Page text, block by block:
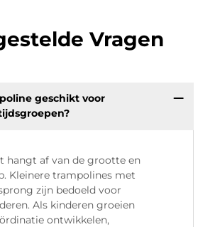
Vragen
geschikt voor
hangt af van de grootte en
Kleinere trampolines met
zijn bedoeld voor
Als kinderen groeien
ontwikkelen,